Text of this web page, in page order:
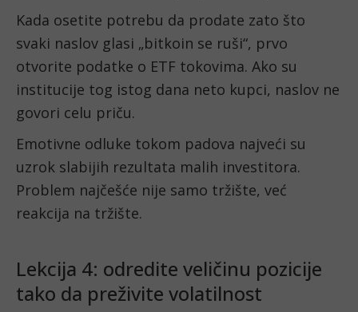
Kada osetite potrebu da prodate zato što
svaki naslov glasi „bitkoin se ruši“, prvo
otvorite podatke o ETF tokovima. Ako su
institucije tog istog dana neto kupci, naslov ne
govori celu priču.
Emotivne odluke tokom padova najveći su
uzrok slabijih rezultata malih investitora.
Problem najčešće nije samo tržište, već
reakcija na tržište.
Lekcija 4: odredite veličinu pozicije
tako da preživite volatilnost